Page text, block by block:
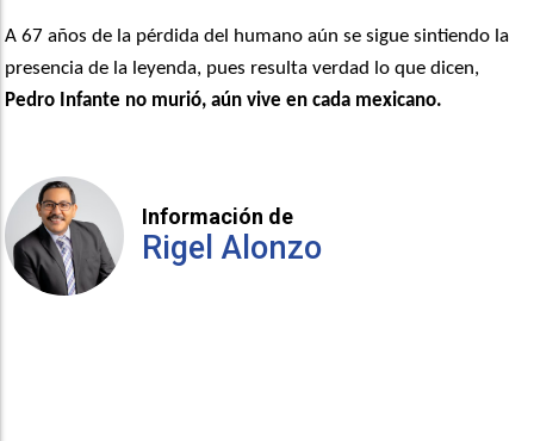
A 67 años de la pérdida del humano aún se sigue sintiendo la
presencia de la leyenda, pues resulta verdad lo que dicen,
Pedro Infante no murió, aún vive en cada mexicano.
Información de
Rigel Alonzo